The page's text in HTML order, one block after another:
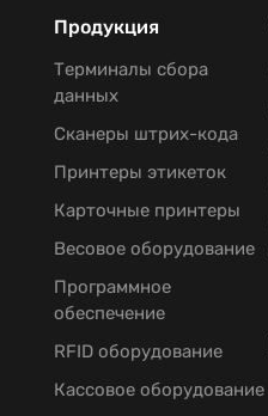
Продукция
Терминалы сбора
данных
Сканеры штрих-кода
Принтеры этикеток
Карточные принтеры
Весовое оборудование
Программное
обеспечение
RFID оборудование
Кассовое оборудование